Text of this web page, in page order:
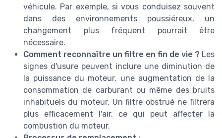
véhicule. Par exemple, si vous conduisez souvent
dans des environnements poussiéreux, un
changement plus fréquent pourrait être
nécessaire.
Comment reconnaître un filtre en fin de vie ? Les
signes d'usure peuvent inclure une diminution de
la puissance du moteur, une augmentation de la
consommation de carburant ou même des bruits
inhabituels du moteur. Un filtre obstrué ne filtrera
plus efficacement l'air, ce qui peut affecter la
combustion du moteur.